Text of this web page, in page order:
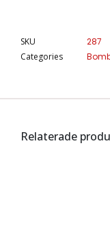
SKU
287
Categories
Relaterade